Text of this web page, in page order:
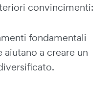
convincimenti:
fondamentali
a creare un